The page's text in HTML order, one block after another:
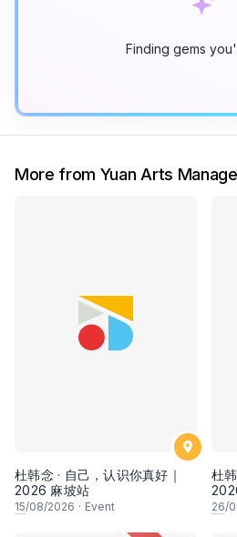
Finding gems
More from Yuan Arts
杜韩念 · 自己，认识你真好｜
2026 麻坡站
15/08/2026 · Event
杜
26/